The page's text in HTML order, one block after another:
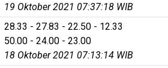
19 Oktober 2021 07:37:18 WIB
28.33 - 27.83 - 22.50 - 12.33
50.00 - 24.00 - 23.00
18 Oktober 2021 07:13:14 WIB